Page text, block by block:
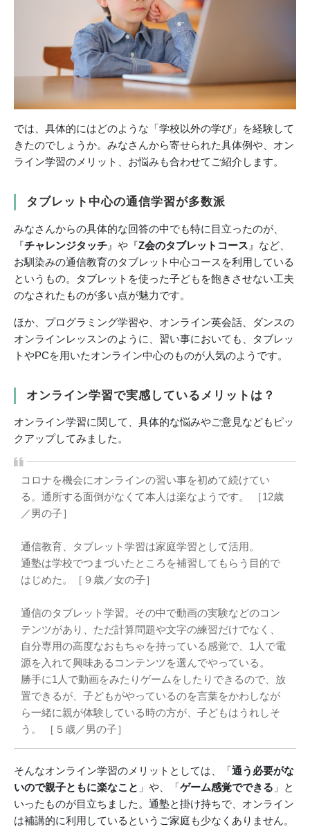
では、具体的にはどのような「学校以外の学び」を経験して
きたのでしょうか。みなさんから寄せられた具体例や、オン
ライン学習のメリット、お悩みも合わせてご紹介します。
タブレット中心の通信学習が多数派
みなさんからの具体的な回答の中でも特に目立ったのが、
『チャレンジタッチ 』や『Z会のタブレットコース 』など、
お馴染みの通信教育のタブレット中心コースを利用している
というもの。タブレットを使った子どもを飽きさせない工夫
のなされたものが多い点が魅力です。
ほか、プログラミング学習や、オンライン英会話、ダンスの
オンラインレッスンのように、習い事においても、タブレッ
トやPCを用いたオンライン中心のものが人気のようです。
オンライン学習で実感しているメリットは？
オンライン学習に関して、具体的な悩みやご意見などもピッ
クアップしてみました。
コロナを機会にオンラインの習い事を初めて続けてい
る。通所する面倒がなくて本人は楽なようです。 ［12歳
／男の子］
通信教育、タブレット学習は家庭学習として活用。
通塾は学校でつまづいたところを補習してもらう目的で
はじめた。［９歳／女の子］
通信のタブレット学習。その中で動画の実験などのコン
テンツがあり、ただ計算問題や文字の練習だけでなく、
自分専用の高度なおもちゃを持っている感覚で、1人で電
源を入れて興味あるコンテンツを選んでやっている。
勝手に1人で動画をみたりゲームをしたりできるので、放
置できるが、子どもがやっているのを言葉をかわしなが
ら一緒に親が体験している時の方が、子どもはうれしそ
う。 ［５歳／男の子］
そんなオンライン学習のメリットとしては、「通う必要がな
いので親子ともに楽なこと 」や、「ゲーム感覚でできる 」と
いったものが目立ちました。通塾と掛け持ちで、オンライン
は補講的に利用しているというご家庭も少なくありません。